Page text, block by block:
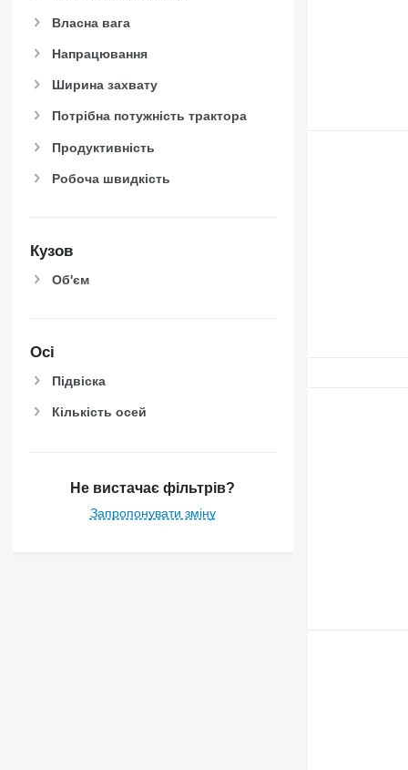
Власна вага
Напрацювання
Ширина захвату
Потрібна потужність трактора
Продуктивність
Робоча швидкість
Кузов
Об'єм
Осі
Підвіска
Кількість осей
Не вистачає фільтрів?
Запропонувати зміну